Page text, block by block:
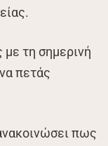
με τη σημερινή
πετάς
πως